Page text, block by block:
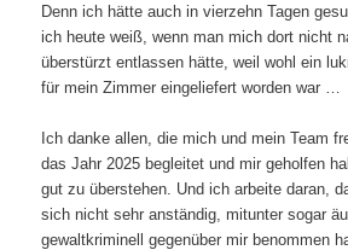
Denn ich hätte auch in vierzehn Tagen
ich heute weiß, wenn man mich dort nicht
überstürzt entlassen hätte, weil wohl ein
für mein Zimmer eingeliefert worden war …
Ich danke allen, die mich und mein Team
das Jahr 2025 begleitet und mir geholfen
gut zu überstehen. Und ich arbeite daran,
sich nicht sehr anständig, mitunter sogar
gewaltkriminell gegenüber mir benommen